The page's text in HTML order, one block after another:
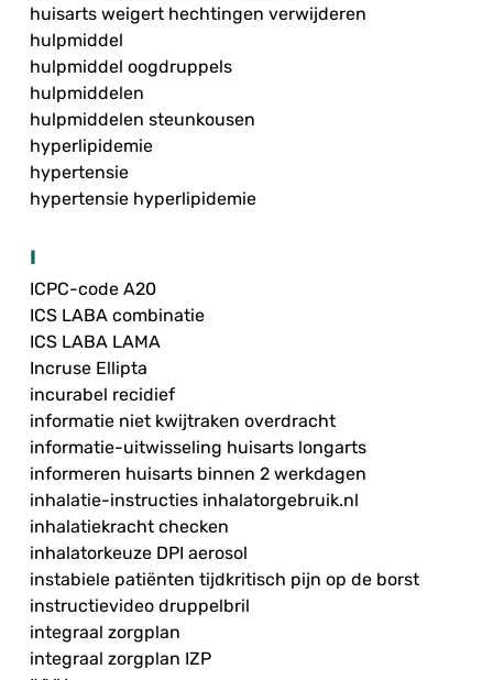
huisarts weigert hechtingen verwijderen
hulpmiddel
hulpmiddel oogdruppels
hulpmiddelen
hulpmiddelen steunkousen
hyperlipidemie
hypertensie
hypertensie hyperlipidemie
I
ICPC-code A20
ICS LABA combinatie
ICS LABA LAMA
Incruse Ellipta
incurabel recidief
informatie niet kwijtraken overdracht
informatie-uitwisseling huisarts longarts
informeren huisarts binnen 2 werkdagen
inhalatie-instructies inhalatorgebruik.nl
inhalatiekracht checken
inhalatorkeuze DPI aerosol
instabiele patiënten tijdkritisch pijn op de borst
instructievideo druppelbril
integraal zorgplan
integraal zorgplan IZP